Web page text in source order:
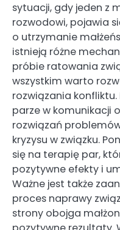
sytuacji, gdy jeden z
rozwodowi, pojawia
o utrzymanie
istnieją różne
próbie ratowania
wszystkim warto
rozwiązania
parze w komunikacji
rozwiązań
kryzysu w związku.
się na terapię par,
pozytywne efekty i
Ważne jest także
proces naprawy
strony obojga